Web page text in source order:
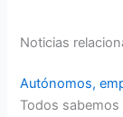
Noticias
Autónomos,
Todos